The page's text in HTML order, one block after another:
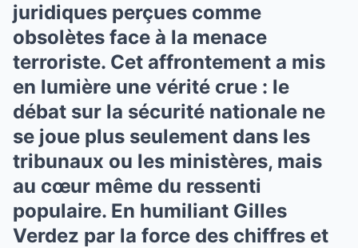
juridiques perçues comme
obsolètes face à la menace
terroriste. Cet affrontement a mis
en lumière une vérité crue : le
débat sur la sécurité nationale ne
se joue plus seulement dans les
tribunaux ou les ministères, mais
au cœur même du ressenti
populaire. En humiliant Gilles
Verdez par la force des chiffres et